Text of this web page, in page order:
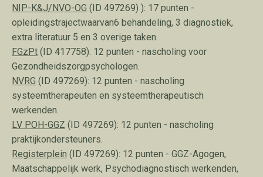
NIP-K&J/NVO-OG (ID 497269) ): 17 punten -
opleidingstrajectwaarvan6 behandeling, 3 diagnostiek,
extra literatuur 5 en 3 overige taken.
FGzPt (ID 417758): 12 punten - nascholing voor
Gezondheidszorgpsychologen.
NVRG (ID 497269): 12 punten - nascholing
systeemtherapeuten en systeemtherapeutisch
werkenden.
LV POH-GGZ (ID 497269): 12 punten - nascholing
praktijkondersteuners.
Registerplein (ID 497269): 12 punten - GGZ-Agogen,
Maatschappelijk werk, Psychodiagnostisch werkenden,